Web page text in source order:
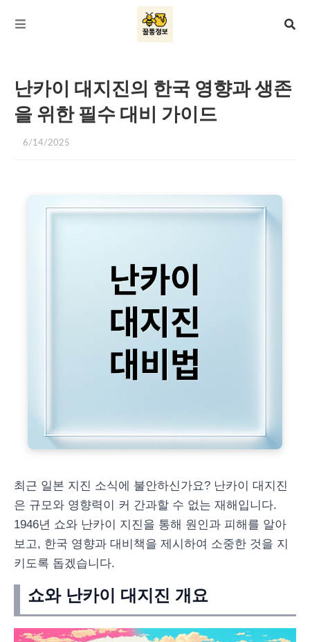
난카이 대지진의 한국 영향과 생존
을 위한 필수 대비 가이드
6/14/2025
최근 일본 지진 소식에 불안하신가요? 난카이 대지진
은 규모와 영향력이 커 간과할 수 없는 재해입니다.
1946년 쇼와 난카이 지진을 통해 원인과 피해를 알아
보고, 한국 영향과 대비책을 제시하여 소중한 것을 지
키도록 돕겠습니다.
쇼와 난카이 대지진 개요